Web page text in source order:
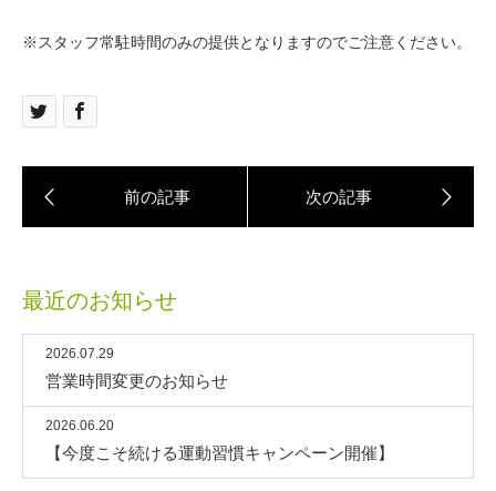
※スタッフ常駐時間のみの提供となりますのでご注意ください。
最近のお知らせ
2026.07.29
営業時間変更のお知らせ
2026.06.20
【今度こそ続ける運動習慣キャンペーン開催】